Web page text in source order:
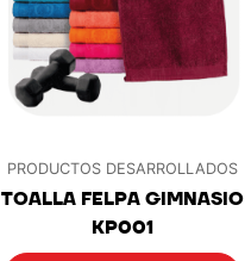
PRODUCTOS DESARROLLADOS
TOALLA FELPA GIMNASIO
KP001